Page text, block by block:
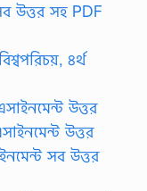
উত্তর সহ PDF
৪র্থ
উত্তর
উত্তর
সব উত্তর